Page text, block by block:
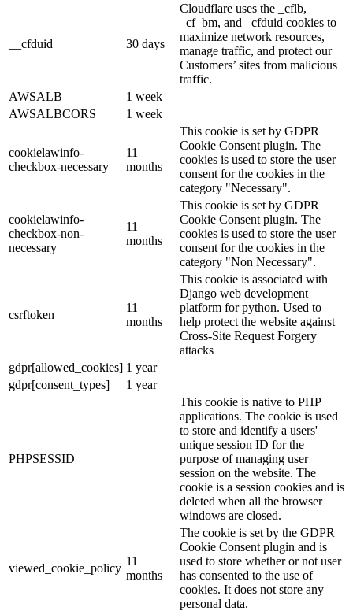
__cfduid 30 days
Cloudflare uses the _cflb,
_cf_bm, and _cfduid cookies to
maximize network resources,
manage traffic, and protect our
Customers’ sites from malicious
traffic.
AWSALB
1 week
AWSALBCORS
1 week
cookielawinfo-
checkbox-necessary
11
months
This cookie is set by GDPR
Cookie Consent plugin. The
cookies is used to store the user
consent for the cookies in the
category "Necessary".
cookielawinfo-
checkbox-non-
necessary
11
months
This cookie is set by GDPR
Cookie Consent plugin. The
cookies is used to store the user
consent for the cookies in the
category "Non Necessary".
csrftoken
11
months
This cookie is associated with
Django web development
platform for python. Used to
help protect the website against
Cross-Site Request Forgery
attacks
gdpr[allowed_cookies] 1 year
gdpr[consent_types]
1 year
PHPSESSID
This cookie is native to PHP
applications. The cookie is used
to store and identify a users'
unique session ID for the
purpose of managing user
session on the website. The
cookie is a session cookies and is
deleted when all the browser
windows are closed.
viewed_cookie_policy
11
months
The cookie is set by the GDPR
Cookie Consent plugin and is
used to store whether or not user
has consented to the use of
cookies. It does not store any
personal data.